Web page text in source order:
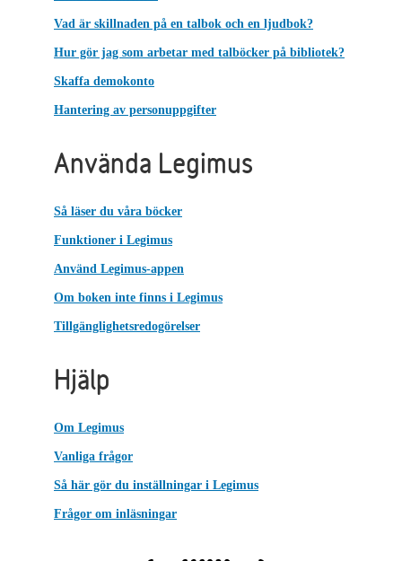
Vad är skillnaden på en talbok och en ljudbok?
Hur gör jag som arbetar med talböcker på bibliotek?
Skaffa demokonto
Hantering av personuppgifter
Använda Legimus
Så läser du våra böcker
Funktioner i Legimus
Använd Legimus-appen
Om boken inte finns i Legimus
Tillgänglighetsredogörelser
Hjälp
Om Legimus
Vanliga frågor
Så här gör du inställningar i Legimus
Frågor om inläsningar